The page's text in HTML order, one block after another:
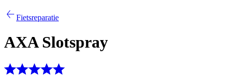
Fietsreparatie
AXA Slotspray